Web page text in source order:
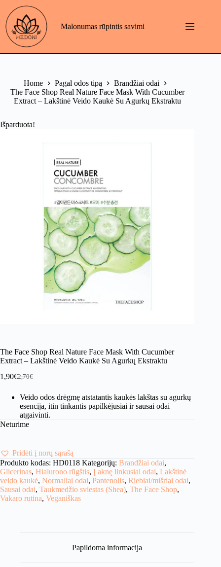
content
Malonumas rūpintis savimi
Home Pagal odos tipą
Brandžiai odai
The Face Shop Real Nature Face Mask With Cucumber
Extract – Lakštinė Veido Kaukė Su Agurkų Ekstraktu
Išparduota!
The Face Shop Real Nature Face Mask With Cucumber
Extract – Lakštinė Veido Kaukė Su Agurkų Ekstraktu
2,70€
Original
was:
2,70€.
1,90€Current
is:
1,90€.
Veido odos drėgmę atstatantis kaukės lakštas su agurkų
esencija, itin tinkantis papilkėjusiai ir sausai odai
atgaivinti.
Neturime
Pridėti į norų sąrašą
Produkto kodas: HD0118 Kategorijų: Brandžiai odai,
Glicerinas, Hialurono rūgštis, Į aknę linkusiai odai, Lakštinė
veido kaukė, Normaliai odai, Pantenolis, Riebiai/mišriai odai,
Sausai odai, Taukmedžio sviestas (Shea), The Face Shop,
Vakaro rutina, Veganiškas
Papildoma informacija